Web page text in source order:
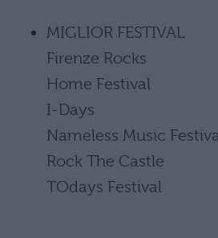
MIGLIOR FESTIVAL
Firenze Rocks
Home Festival
I-Days
Nameless Music
Rock The Castle
TOdays Festival